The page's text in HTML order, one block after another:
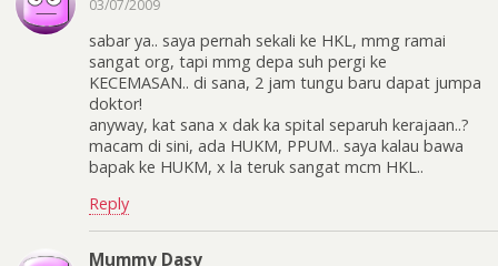
03/07/2009
sabar ya.. saya pernah sekali ke HKL, mmg ramai
sangat org, tapi mmg depa suh pergi ke
KECEMASAN.. di sana, 2 jam tungu baru dapat jumpa
doktor!
anyway, kat sana x dak ka spital separuh kerajaan..?
macam di sini, ada HUKM, PPUM.. saya kalau bawa
bapak ke HUKM, x la teruk sangat mcm HKL..
Reply
Mummy Dasy